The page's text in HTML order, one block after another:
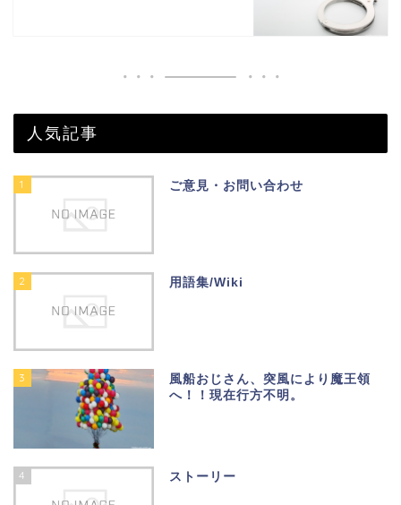
人気記事
1 ご意見・お問い合わせ
2 用語集/Wiki
3
風船おじさん、突風により魔王領
へ！！現在行方不明。
4 ストーリー